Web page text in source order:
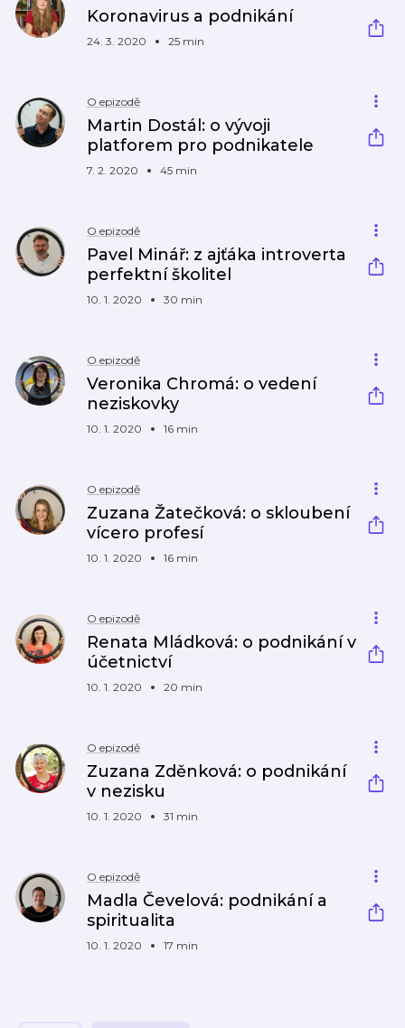
Koronavirus a podnikání
24. 3. 2020 25 min
O epizodě
Martin Dostál: o vývoji
platforem pro podnikatele
7. 2. 2020 45 min
O epizodě
Pavel Minář: z ajťáka introverta
perfektní školitel
10. 1. 2020 30 min
O epizodě
Veronika Chromá: o vedení
neziskovky
10. 1. 2020 16 min
O epizodě
Zuzana Žatečková: o skloubení
vícero profesí
10. 1. 2020 16 min
O epizodě
Renata Mládková: o podnikání v
účetnictví
10. 1. 2020 20 min
O epizodě
Zuzana Zděnková: o podnikání
v nezisku
10. 1. 2020 31 min
O epizodě
Madla Čevelová: podnikání a
spiritualita
10. 1. 2020 17 min